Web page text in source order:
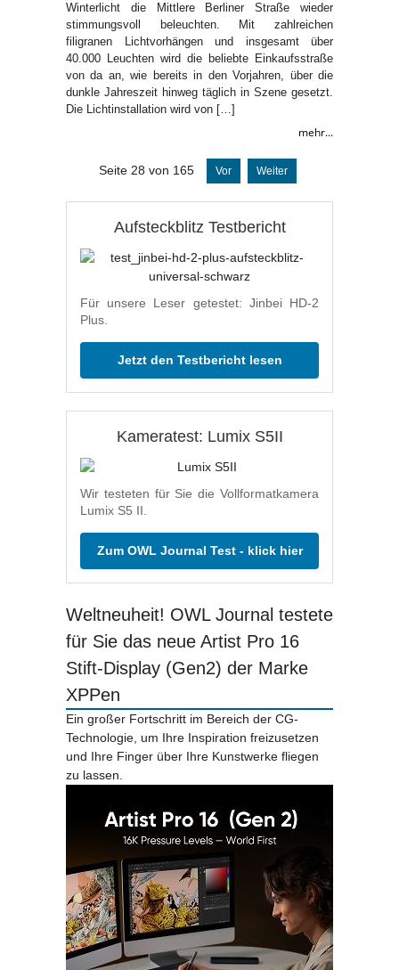
Winterlicht die Mittlere Berliner Straße wieder
stimmungsvoll beleuchten. Mit zahlreichen
filigranen Lichtvorhängen und insgesamt über
40.000 Leuchten wird die beliebte Einkaufsstraße
von da an, wie bereits in den Vorjahren, über die
dunkle Jahreszeit hinweg täglich in Szene gesetzt.
Die Lichtinstallation wird von […]
mehr...
Seite 28 von 165 Vor Weiter
Aufsteckblitz Testbericht
Für unsere Leser getestet: Jinbei HD-2
Plus.
Jetzt den Testbericht lesen
Kameratest: Lumix S5II
Wir testeten für Sie die Vollformatkamera
Lumix S5 II.
Zum OWL Journal Test - klick hier
Weltneuheit! OWL Journal testete
für Sie das neue Artist Pro 16
Stift-Display (Gen2) der Marke
XPPen
Ein großer Fortschritt im Bereich der CG-
Technologie, um Ihre Inspiration freizusetzen
und Ihre Finger über Ihre Kunstwerke fliegen
zu lassen.